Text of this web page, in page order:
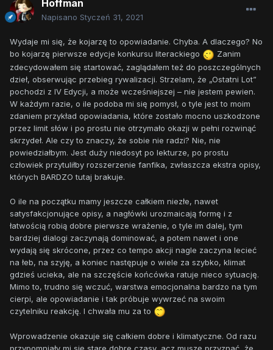
Hoffman
Napisano Styczeń 31, 2021
Wydaje mi się, że kojarzę to opowiadanie. Chyba. A dlaczego? No
bo kojarzę pierwsze edycje konkursu literackiego
Zanim
zdecydowałem się startować, zaglądałem też do poszczególnych
dzieł, obserwując przebieg rywalizacji. Strzelam, że „Ostatni Lot”
pochodzi z IV Edycji, a może wcześniejszej – nie jestem pewien.
W każdym razie, o ile podoba mi się pomysł, o tyle jest to moim
zdaniem przykład opowiadania, które zostało mocno uszkodzone
przez limit słów i po prostu nie otrzymało okazji w pełni rozwinąć
skrzydeł. Ale czy to znaczy, że sobie nie radzi? Nie, nie
powiedziałbym. Jest duży niedosyt po lekturze, po prostu
człowiek przytuliłby rozszerzenie fanfika, zwłaszcza ekstra opisy,
których BARDZO tutaj brakuje.
O ile na początku mamy jeszcze całkiem niezłe, nawet
satysfakcjonujące opisy, a nagłówki urozmaicają formę i z
łatwością robią dobre pierwsze wrażenie, o tyle im dalej, tym
bardziej dialogi zaczynają dominować, a potem nawet i one
wydają się skrócone, przez co tempo akcji nagle zaczyna lecieć
na łeb, na szyję, a koniec następuje o wiele za szybko, klimat
gdzieś ucieka, ale na szczęście końcówka ratuje nieco sytuację.
Mimo to, trudno się wczuć, warstwa emocjonalna bardzo na tym
cierpi, ale opowiadanie i tak próbuje wywrzeć na swoim
czytelniku reakcję. I chwała mu za to
Wprowadzenie okazuje się całkiem dobre i klimatyczne. Od razu